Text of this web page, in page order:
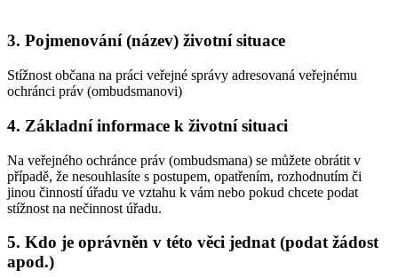
3. Pojmenování (název) životní situace
Stížnost občana na práci veřejné správy adresovaná veřejnému
ochránci práv (ombudsmanovi)
4. Základní informace k životní situaci
Na veřejného ochránce práv (ombudsmana) se můžete obrátit v
případě, že nesouhlasíte s postupem, opatřením, rozhodnutím či
jinou činností úřadu ve vztahu k vám nebo pokud chcete podat
stížnost na nečinnost úřadu.
5. Kdo je oprávněn v této věci jednat (podat žádost
apod.)